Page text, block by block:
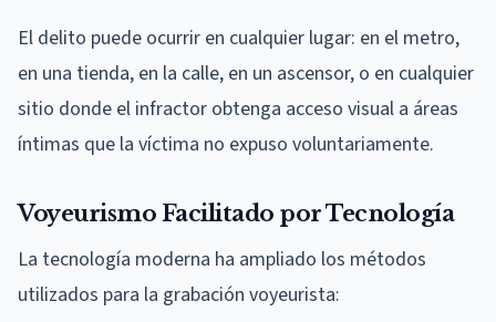
El delito puede ocurrir en cualquier lugar: en el metro,
en una tienda, en la calle, en un ascensor, o en cualquier
sitio donde el infractor obtenga acceso visual a áreas
íntimas que la víctima no expuso voluntariamente.
Voyeurismo Facilitado por Tecnología
La tecnología moderna ha ampliado los métodos
utilizados para la grabación voyeurista: